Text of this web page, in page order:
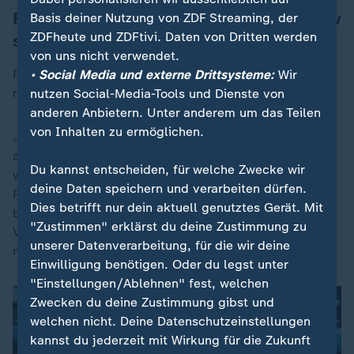
Fahrradfahrer selten an Unfällen mit Lkw
schuld
Radler trugen den Angaben zufolge insgesamt bei
rund drei von zehn Unfällen die Hauptschuld.
Je nach Unfallgegnerin oder Unfallgegner zeigen sich
allerdings Unterschiede: Bei Unfällen mit Fußgängern
wurde der Person auf dem Fahrrad häufiger (58,1
Prozent) die Hauptschuld angelastet. Waren Autos
beteiligt, trugen die Radfahrenden nur bei einem
Viertel der Fälle die Hauptschuld. Bei Fahrradunfällen
mit Lastwagen waren es nur 21,4 Prozent.
Basis deiner Nutzung von ZDF Streaming, der
ZDFheute und ZDFtivi. Daten von Dritten werden
von uns nicht verwendet.
• Social Media und externe Drittsysteme:Wir
nutzen Social-Media-Tools und Dienste von
anderen Anbietern. Unter anderem um das Teilen
von Inhalten zu ermöglichen.
Du kannst entscheiden, für welche Zwecke wir
deine Daten speichern und verarbeiten dürfen.
Dies betrifft nur dein aktuell genutztes Gerät. Mit
"Zustimmen" erklärst du deine Zustimmung zu
unserer Datenverarbeitung, für die wir deine
Einwilligung benötigen. Oder du legst unter
"Einstellungen/Ablehnen" fest, welchen
Zwecken du deine Zustimmung gibst und
welchen nicht. Deine Datenschutzeinstellungen
kannst du jederzeit mit Wirkung für die Zukunft